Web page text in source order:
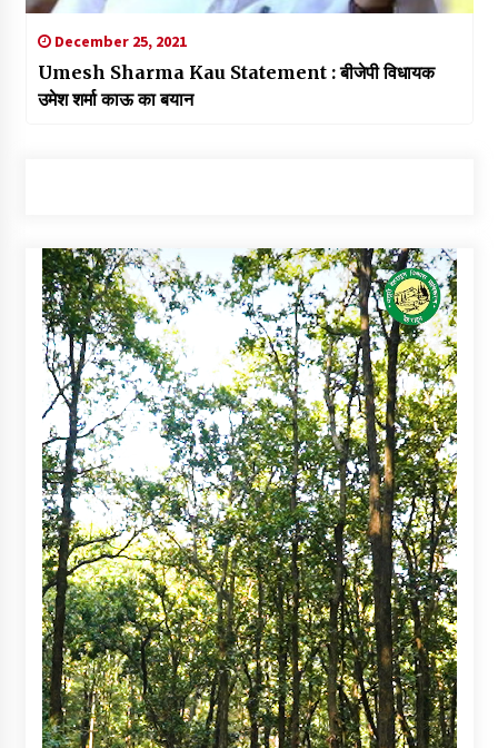
December 25, 2021
Umesh Sharma Kau Statement : बीजेपी विधायक
उमेश शर्मा काऊ का बयान